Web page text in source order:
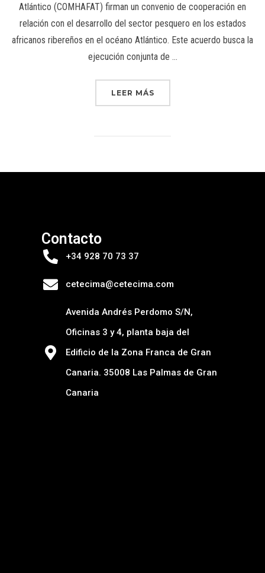
Atlántico (COMHAFAT) firman un convenio de cooperación en
relación con el desarrollo del sector pesquero en los estados
africanos ribereños en el océano Atlántico. Este acuerdo busca la
ejecución conjunta de …
LEER MÁS
Contacto
+34 928 70 73 37
cetecima@cetecima.com
Avenida Andrés Perdomo S/N,
Oficinas 3 y 4, planta baja del
Edificio de la Zona Franca de Gran
Canaria. 35008 Las Palmas de Gran
Canaria